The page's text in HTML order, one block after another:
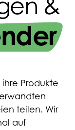
Produkte
teilen. Wir
auf